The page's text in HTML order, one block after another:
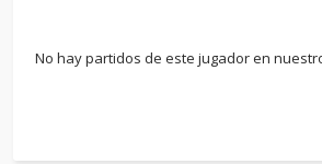
No hay partidos de este jugador en